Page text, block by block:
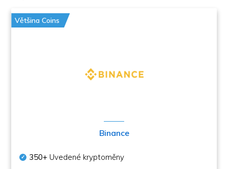
Většina Coins
Binance
350+ Uvedené kryptoměny